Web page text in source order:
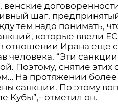
венские
шаг,
тем надо понимать,
которые ввели
отношении Ирана еще с
человека. “Эти
Поэтому, снятие этих
На протяжении более
санкции. По этому
Кубы”,- отметил он.